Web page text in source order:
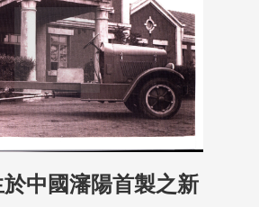
中國瀋陽首製之新